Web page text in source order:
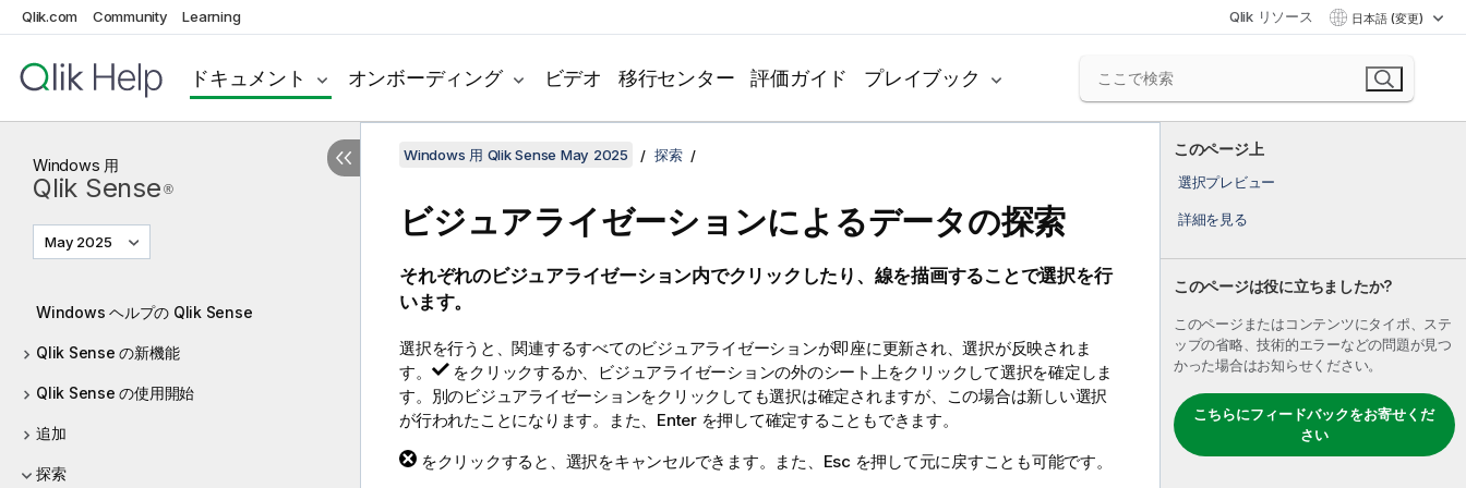
Qlik.com Community Learning Qlik リソース 日本語 (変更)
ドキュメント オンボーディング ビデオ 移行センター 評価ガイド プレイブック
Windows 用
Qlik Sense ®
May 2025
Windows ヘルプの Qlik Sense
Qlik Sense の新機能
Qlik Sense の使用開始
追加
探索
このページ上
選択プレビュー
詳細を見る
このページは役に立ちましたか?
このページまたはコンテンツにタイポ、ステ
ップの省略、技術的エラーなどの問題が見つ
かった場合はお知らせください。
こちらにフィードバックをお寄せくだ
さい
Windows 用 Qlik Sense May 2025 探索
ビジュアライゼーションによるデータの探索
それぞれのビジュアライゼーション内でクリックしたり、線を描画することで選択を行
います。
選択を行うと、関連するすべてのビジュアライゼーションが即座に更新され、選択が反映されま
す。
をクリックするか、ビジュアライゼーションの外のシート上をクリックして選択を確定しま
す。別のビジュアライゼーションをクリックしても選択は確定されますが、この場合は新しい選択
が行われたことになります。また、Enter を押して確定することもできます。
をクリックすると、選択をキャンセルできます。また、Esc を押して元に戻すことも可能です。